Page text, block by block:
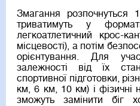
Змагання розпочнуться
триватимуть у
легкоатлетичний крос-
місцевості), а потім
орієнтування. Для
залежності від їх
спортивної підготовки,
км, 6 км, 10 км) і фізичні
зможуть замінити біг